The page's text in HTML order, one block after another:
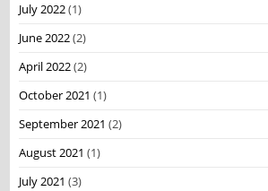
July 2022(1)
June 2022(2)
April 2022(2)
October 2021 (1)
September 2021 (2)
August 2021 (1)
July 2021 (3)